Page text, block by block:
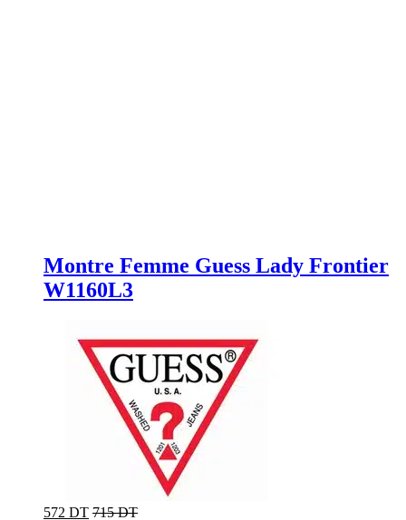
Montre Femme Guess Lady Frontier
W1160L3
572 DT 715 DT